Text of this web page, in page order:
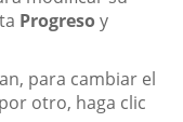
Progresoy
para cambiar el
por otro, haga clic